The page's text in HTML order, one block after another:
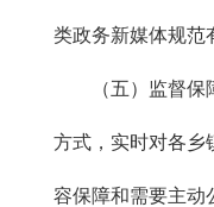
类政务新媒体规范
（五）监督
方式，实时对各乡
容保障和需要主动